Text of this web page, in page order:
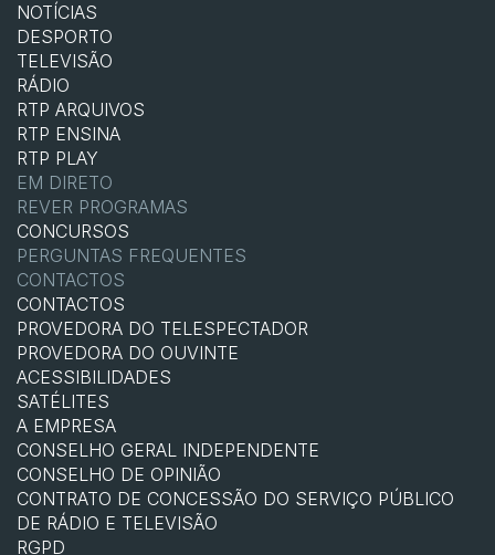
NOTÍCIAS
DESPORTO
TELEVISÃO
RÁDIO
RTP ARQUIVOS
RTP ENSINA
RTP PLAY
EM DIRETO
REVER PROGRAMAS
CONCURSOS
PERGUNTAS FREQUENTES
CONTACTOS
CONTACTOS
PROVEDORA DO TELESPECTADOR
PROVEDORA DO OUVINTE
ACESSIBILIDADES
SATÉLITES
A EMPRESA
CONSELHO GERAL INDEPENDENTE
CONSELHO DE OPINIÃO
CONTRATO DE CONCESSÃO DO SERVIÇO PÚBLICO
DE RÁDIO E TELEVISÃO
RGPD